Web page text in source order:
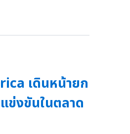
เดินหน้ายก
ข่งขันในตลาด